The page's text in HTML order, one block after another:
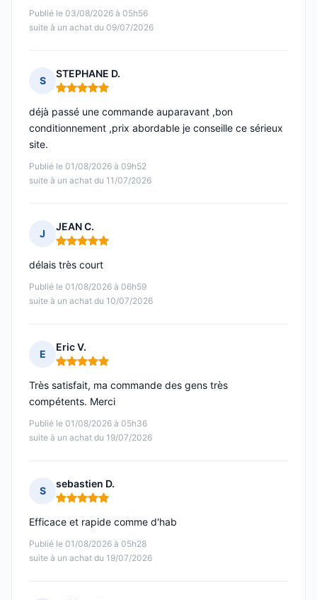
Publié le 03/08/2026 à 05h56
suite à un achat du 09/07/2026
S
STEPHANE D.
Note : 5 sur 5
Publié le 01/08/2026 à 09h52
suite à un achat du 11/07/2026
déjà passé une commande auparavant ,bon
conditionnement ,prix abordable je conseille ce sérieux
site.
J
JEAN C.
Note : 5 sur 5
Publié le 01/08/2026 à 06h59
suite à un achat du 10/07/2026
délais très court
E
Eric V.
Note : 5 sur 5
Publié le 01/08/2026 à 05h36
suite à un achat du 19/07/2026
Très satisfait, ma commande des gens très
compétents. Merci
S
sebastien D.
Note : 5 sur 5
Publié le 01/08/2026 à 05h28
suite à un achat du 19/07/2026
Efficace et rapide comme d'hab